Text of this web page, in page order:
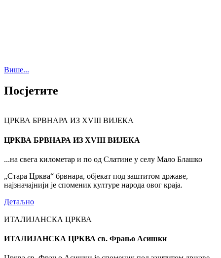
Више...
Посјетите
ЦРКВА БРВНАРА ИЗ XVIII ВИЈЕКА
ЦРКВА БРВНАРА ИЗ XVIII ВИЈЕКА
...на свега километар и по од Слатине у селу Мало Блашко
„Стара Црква“ брвнара, објекат под заштитом државе,
најзначајнији је споменик културе народа овог краја.
Детаљно
ИТАЛИЈАНСКА ЦРКВА
ИТАЛИЈАНСКА ЦРКВА св. Фрањо Асишки